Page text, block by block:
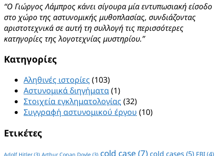
“Ο Γιώργος Λάμπρος κάνει σίγουρα μία εντυπωσιακή είσοδο
στο χώρο της αστυνομικής μυθοπλασίας, συνδιάζοντας
αριστοτεχνικά σε αυτή τη συλλογή τις περισσότερες
κατηγορίες της λογοτεχνίας μυστηρίου.”
Kατηγορίες
Αληθινές ιστορίες (103)
Αστυνομικά διηγήματα(1)
Στοιχεία εγκληματολογίας (32)
Συγγραφή αστυνομικού έργου (10)
Ετικέτες
cold case (7) cold cases (5)